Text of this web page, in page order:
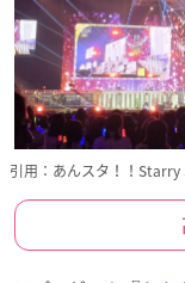
引用：あんスタ！！